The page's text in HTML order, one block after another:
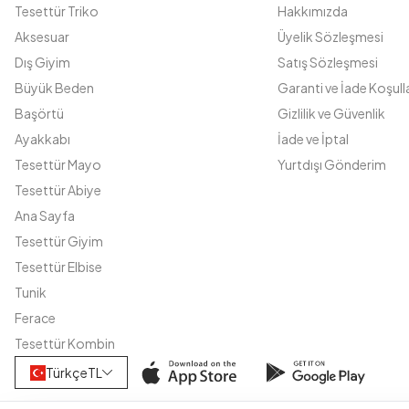
Tesettür Triko
Aksesuar
Dış Giyim
Büyük Beden
Başörtü
Ayakkabı
Tesettür Mayo
Tesettür Abiye
Ana Sayfa
Tesettür Giyim
Tesettür Elbise
Tunik
Ferace
Tesettür Kombin
Hakkımızda
Üyelik Sözleşmesi
Satış Sözleşmesi
Garanti ve İade
Gizlilik ve Güvenlik
İade ve İptal
Yurtdışı Gönderim
TürkçeTL